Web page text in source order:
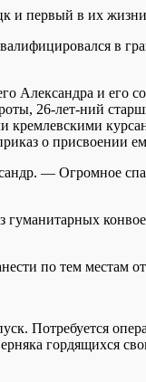
и первый в их
в
Александра и
26-лет-ний
кремлевскими
о присвоении
— Огромное
по тем местам
Потребуется
гордящихся